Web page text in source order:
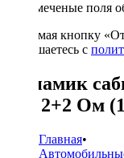
* - отмеченые поля
Нажимая кнопку
соглашаетесь с
Динамик
10" 2+2 Ом
Главная•